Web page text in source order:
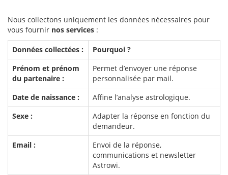
Nous collectons uniquement les données nécessaires pour
vous fournir nos services :
Données collectées :
Pourquoi ?
Prénom et prénom
du partenaire :
Permet d’envoyer une réponse
personnalisée par mail.
Date de naissance :
Affine l’analyse astrologique.
Sexe :
Adapter la réponse en fonction du
demandeur.
Email :
Envoi de la réponse,
communications et newsletter
Astrowi.